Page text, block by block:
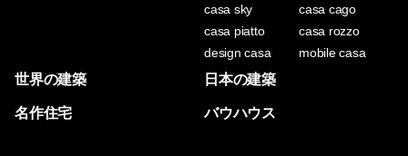
casa sky
casa cago
casa piatto
casa rozzo
design casa
mobile casa
世界の建築 日本の建築
名作住宅 バウハウス